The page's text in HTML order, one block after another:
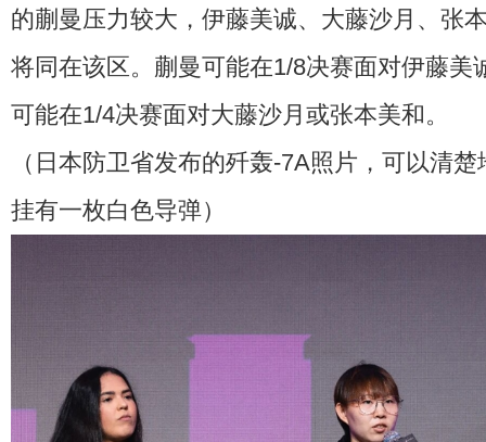
的蒯曼压力较大，伊藤美诚、大藤沙月、张
将同在该区。蒯曼可能在1/8决赛面对伊藤美
可能在1/4决赛面对大藤沙月或张本美和。
（日本防卫省发布的歼轰-7A照片，可以清
挂有一枚白色导弹）